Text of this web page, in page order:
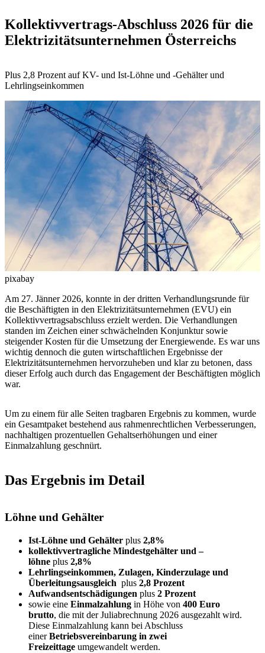
Kollektivvertrags-Abschluss 2026 für die
Elektrizitätsunternehmen Österreichs
Plus 2,8 Prozent auf KV- und Ist-Löhne und -Gehälter und
Lehrlingseinkommen
pixabay
Am 27. Jänner 2026, konnte in der dritten Verhandlungsrunde für
die Beschäftigten in den Elektrizitätsunternehmen (EVU) ein
Kollektivvertragsabschluss erzielt werden. Die Verhandlungen
standen im Zeichen einer schwächelnden Konjunktur sowie
steigender Kosten für die Umsetzung der Energiewende. Es war uns
wichtig dennoch die guten wirtschaftlichen Ergebnisse der
Elektrizitätsunternehmen hervorzuheben und klar zu betonen, dass
dieser Erfolg auch durch das Engagement der Beschäftigten möglich
war.
Um zu einem für alle Seiten tragbaren Ergebnis zu kommen, wurde
ein Gesamtpaket bestehend aus rahmenrechtlichen Verbesserungen,
nachhaltigen prozentuellen Gehaltserhöhungen und einer
Einmalzahlung geschnürt.
Das Ergebnis im Detail
Löhne und Gehälter
Ist-Löhne und Gehälter plus 2,8%
kollektivvertragliche Mindestgehälter und –
löhne plus 2,8%
Lehrlingseinkommen, Zulagen, Kinderzulage und
Überleitungsausgleich plus 2,8 Prozent
Aufwandsentschädigungen plus 2 Prozent
sowie eine Einmalzahlung in Höhe von 400 Euro
brutto, die mit der Juliabrechnung 2026 ausgezahlt wird.
Diese Einmalzahlung kann bei Abschluss
einerBetriebsvereinbarung in zwei
Freizeittage umgewandelt werden.